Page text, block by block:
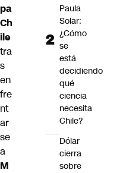
pa
Ch
ile
tra
s
en
fre
nt
ar
se
a
M
Paula
Solar:
¿Cómo
se
está
decidiendo
qué
ciencia
necesita
Chile?
Dólar
cierra
sobre